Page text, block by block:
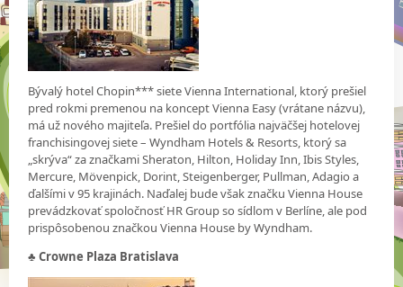
Bývalý hotel Chopin*** siete Vienna International, ktorý prešiel
pred rokmi premenou na koncept Vienna Easy (vrátane názvu),
má už nového majiteľa. Prešiel do portfólia najväčšej hotelovej
franchisingovej siete – Wyndham Hotels & Resorts, ktorý sa
„skrýva“ za značkami Sheraton, Hilton, Holiday Inn, Ibis Styles,
Mercure, Mövenpick, Dorint, Steigenberger, Pullman, Adagio a
ďalšími v 95 krajinách. Naďalej bude však značku Vienna House
prevádzkovať spoločnosť HR Group so sídlom v Berlíne, ale pod
prispôsobenou značkou Vienna House by Wyndham.
♣ Crowne Plaza Bratislava